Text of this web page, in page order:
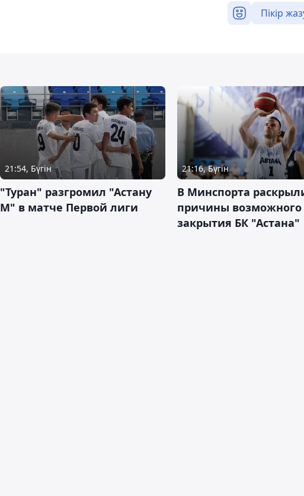
Пікір
21:54, Бүгін
"Туран" разгромил "Астану
М" в матче Первой лиги
21:16, Бүгін
В Минспорта
причины возможного
закрытия БК "Астана"